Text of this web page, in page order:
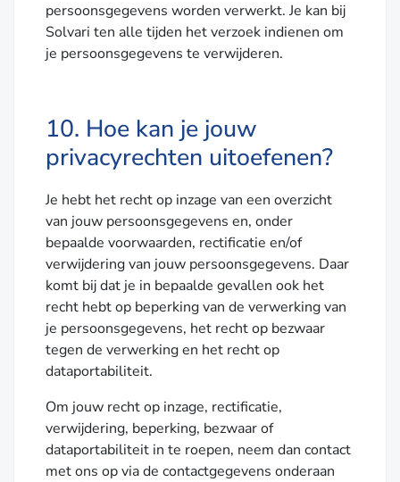
persoonsgegevens worden verwerkt. Je kan bij
Solvari ten alle tijden het verzoek indienen om
je persoonsgegevens te verwijderen.
10. Hoe kan je jouw
privacyrechten uitoefenen?
Je hebt het recht op inzage van een overzicht
van jouw persoonsgegevens en, onder
bepaalde voorwaarden, rectificatie en/of
verwijdering van jouw persoonsgegevens. Daar
komt bij dat je in bepaalde gevallen ook het
recht hebt op beperking van de verwerking van
je persoonsgegevens, het recht op bezwaar
tegen de verwerking en het recht op
dataportabiliteit.
Om jouw recht op inzage, rectificatie,
verwijdering, beperking, bezwaar of
dataportabiliteit in te roepen, neem dan contact
met ons op via de contactgegevens onderaan